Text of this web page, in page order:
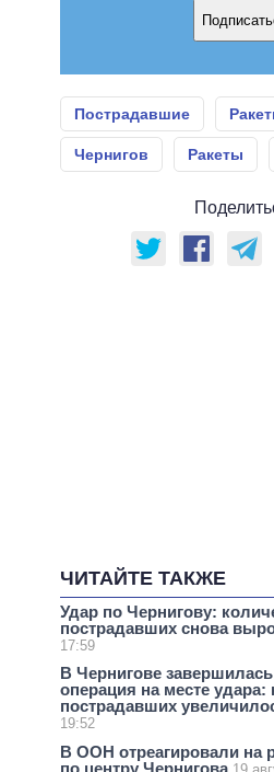
Пострадавшие
Чернигов Ракеты
ЧИТАЙТЕ ТАКЖЕ
Удар по Чернигову:
пострадавших снова
17:59
В Чернигове
операция на месте удара:
пострадавших
19:52
В ООН отреагировали на
по центру Чернигова